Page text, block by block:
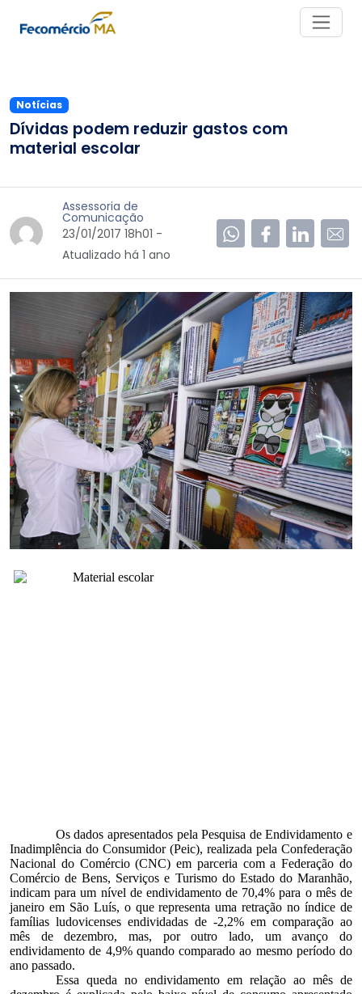
Notícias
Dívidas podem reduzir gastos com
material escolar
Assessoria de
Comunicação
23/01/2017 18h01 -
Atualizado há 1 ano
Os dados apresentados pela Pesquisa de Endividamento e
Inadimplência do Consumidor (Peic), realizada pela Confederação
Nacional do Comércio (CNC) em parceria com a Federação do
Comércio de Bens, Serviços e Turismo do Estado do Maranhão,
indicam para um nível de endividamento de 70,4% para o mês de
janeiro em São Luís, o que representa uma retração no índice de
famílias ludovicenses endividadas de -2,2% em comparação ao
mês de dezembro, mas, por outro lado, um avanço do
endividamento de 4,9% quando comparado ao mesmo período do
ano passado.
Essa queda no endividamento em relação ao mês de